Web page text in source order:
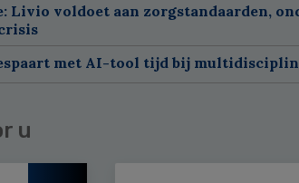
Livio voldoet aan zorgstandaarden,
met AI-tool tijd bij
u